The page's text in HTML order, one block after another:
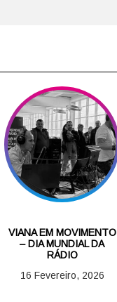
VIANA EM MOVIMENTO
– DIA MUNDIAL DA
RÁDIO
16 Fevereiro, 2026